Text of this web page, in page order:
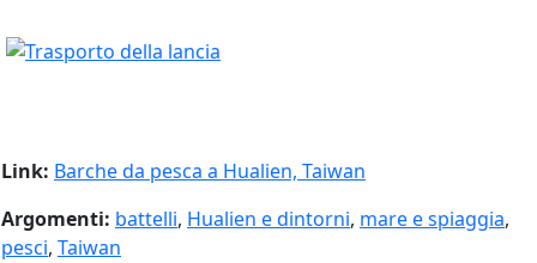
Link: Barche da pesca a Hualien, Taiwan
Argomenti: battelli, Hualien e dintorni, mare e spiaggia,
pesci, Taiwan